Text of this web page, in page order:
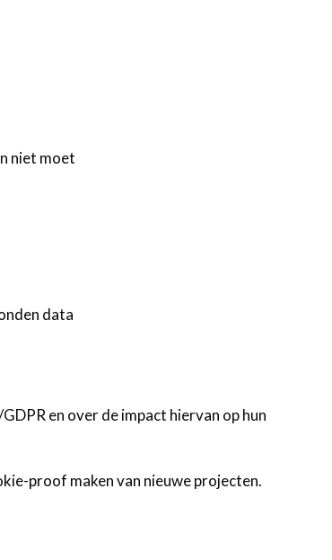
niet moet
data
en over de impact hiervan op hun
proof maken van nieuwe projecten.